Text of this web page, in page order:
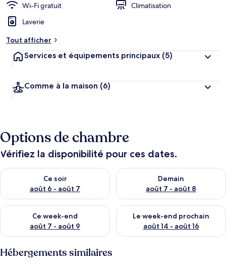
Réfrigérateur, micro-ondes, plaque
Wi-Fi gratuit
Climatisation
Laverie
Tout afficher
Services et équipements principaux (5)
Comme à la maison (6)
Options de chambre
Vérifiez la disponibilité pour ces dates.
Ce soir
août 6 - août 7
Vérifier la disponibilité pour ce soir août 6 - août 7
Demain
août 7 - août 8
Vérifier la disponibilité pour
Ce week-end
août 7 - août 9
Vérifier la disponibilité pour ce week-end août 7 - août 9
Le week-end prochain
août 14 - août 16
Vérifier la disponibilité pour
Hébergements similaires